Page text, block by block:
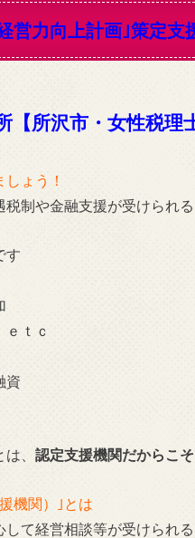
営力向上計画｣策定支
【所沢市・女性税理
ょう！
税制や金融支援が受けられ
す
ｔｃ
資
、 認定支援機関だからこそ
機関）｣とは
て経営相談等が受けられ